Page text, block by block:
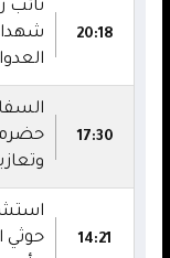
20:18
نائب
17:30
14:21